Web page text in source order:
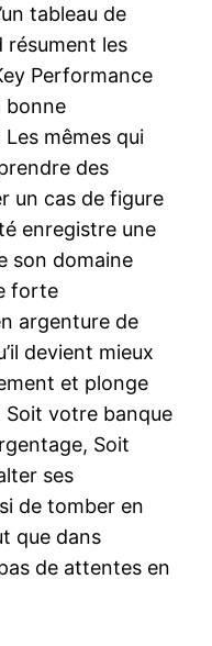
tableau de
résument les
Performance
bonne
mêmes qui
des
un cas de figure
enregistre une
son domaine
forte
argenture de
devient mieux
et plonge
Soit votre banque
Soit
ses
de tomber en
que dans
de attentes en